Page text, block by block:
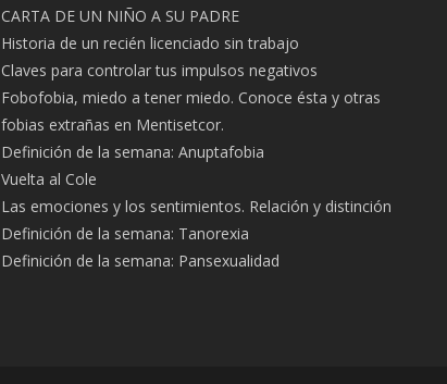
CARTA DE UN NIÑO A SU PADRE
Historia de un recién licenciado sin trabajo
Claves para controlar tus impulsos negativos
Fobofobia, miedo a tener miedo. Conoce ésta y otras
fobias extrañas en Mentisetcor.
Definición de la semana: Anuptafobia
Vuelta al Cole
Las emociones y los sentimientos. Relación y distinción
Definición de la semana: Tanorexia
Definición de la semana: Pansexualidad